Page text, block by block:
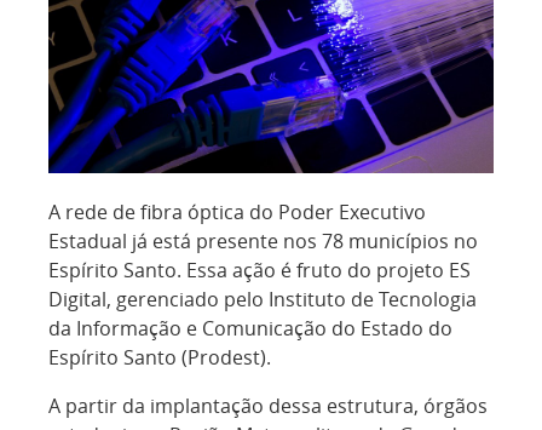
A rede de fibra óptica do Poder Executivo
Estadual já está presente nos 78 municípios no
Espírito Santo. Essa ação é fruto do projeto ES
Digital, gerenciado pelo Instituto de Tecnologia
da Informação e Comunicação do Estado do
Espírito Santo (Prodest).
A partir da implantação dessa estrutura, órgãos